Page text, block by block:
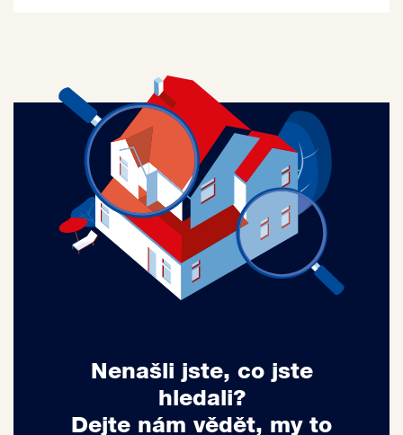
Nenašli jste, co jste
hledali?
Dejte nám vědět, my to